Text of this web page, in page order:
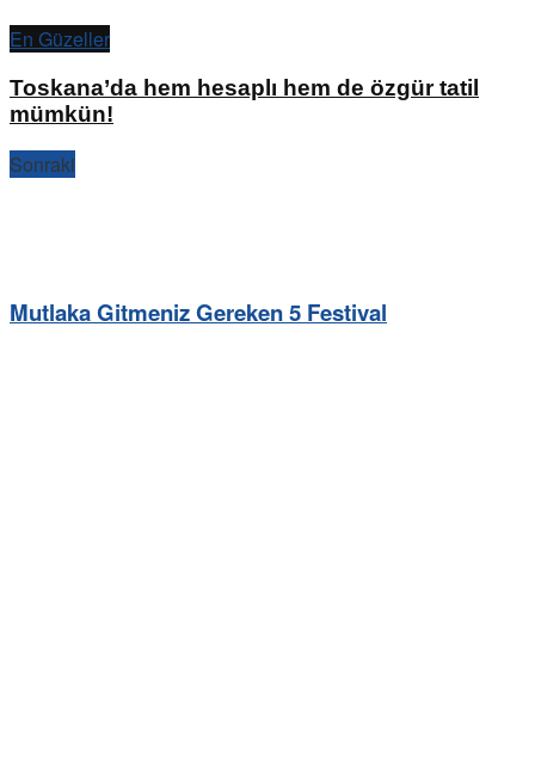
En Güzeller
Toskana’da hem hesaplı hem de özgür tatil
mümkün!
Sonraki
Mutlaka Gitmeniz Gereken 5 Festival